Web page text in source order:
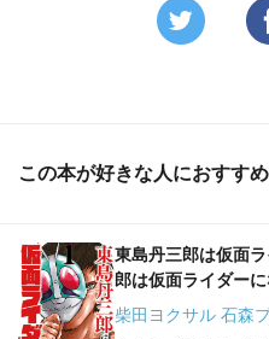
この本が好きな人におすす
東島丹三郎は仮面
郎は仮面ライダー
柴田ヨクサル 石森